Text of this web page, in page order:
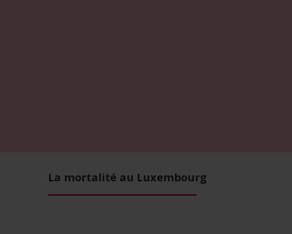
La mortalité au Luxembourg